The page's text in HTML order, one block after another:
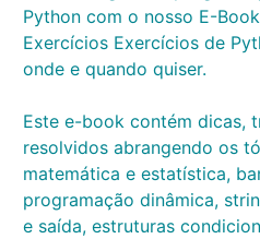
Python com o nosso E-
Exercícios Exercícios de
onde e quando quiser.
Este e-book contém dicas,
resolvidos abrangendo os
matemática e estatística,
programação dinâmica,
e saída, estruturas